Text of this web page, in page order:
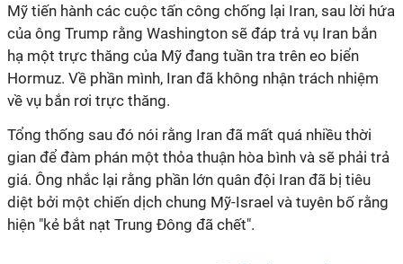
Mỹ tiến hành các cuộc tấn công chống lại Iran, sau lời hứa
của ông Trump rằng Washington sẽ đáp trả vụ Iran bắn
hạ một trực thăng của Mỹ đang tuần tra trên eo biển
Hormuz. Về phần mình, Iran đã không nhận trách nhiệm
về vụ bắn rơi trực thăng.
Tổng thống sau đó nói rằng Iran đã mất quá nhiều thời
gian để đàm phán một thỏa thuận hòa bình và sẽ phải trả
giá. Ông nhắc lại rằng phần lớn quân đội Iran đã bị tiêu
diệt bởi một chiến dịch chung Mỹ-Israel và tuyên bố rằng
hiện "kẻ bắt nạt Trung Đông đã chết".